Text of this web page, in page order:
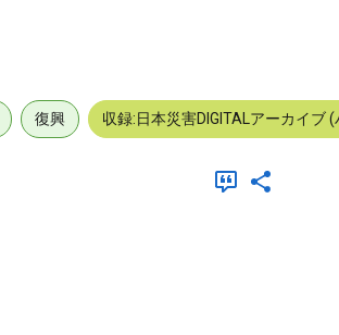
復興 収録:日本災害DIGITALアーカイブ